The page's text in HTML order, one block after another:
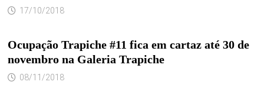
17/10/2018
Ocupação Trapiche #11 fica em cartaz até 30 de
novembro na Galeria Trapiche
08/11/2018